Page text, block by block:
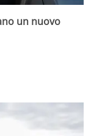
un nuovo